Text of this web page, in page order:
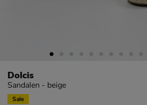
Dolcis
Sandalen - beige
Sale